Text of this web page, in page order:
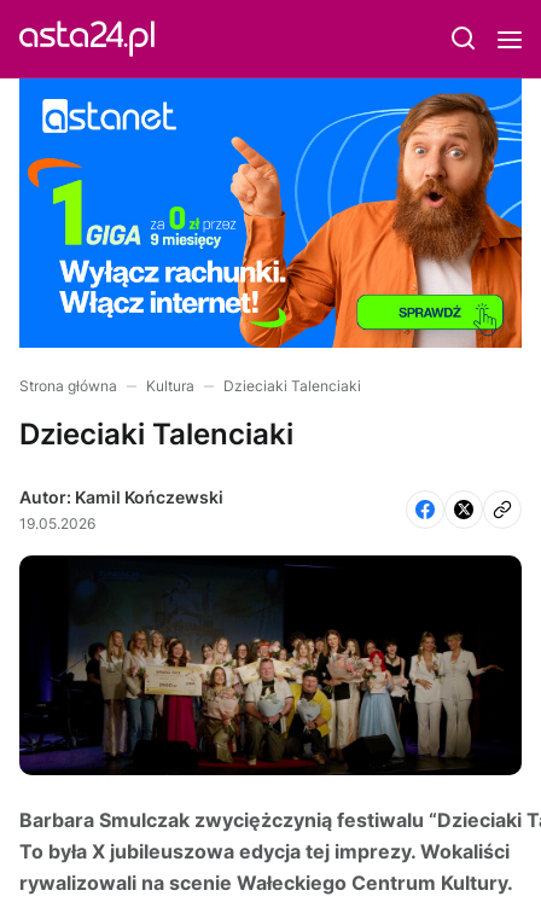
Strona główna Kultura Dzieciaki Talenciaki
Dzieciaki Talenciaki
Autor: Kamil Kończewski
19.05.2026
Barbara Smulczak zwyciężczynią festiwalu “Dzieciaki
To była X jubileuszowa edycja tej imprezy. Wokaliści
rywalizowali na scenie Wałeckiego Centrum Kultury.